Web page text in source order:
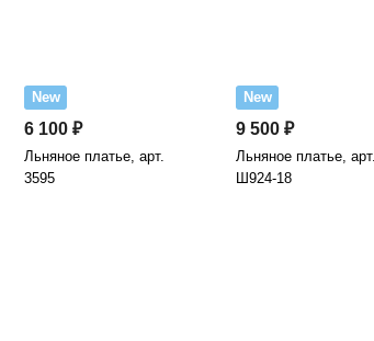
New
6 100 ₽
Льняное платье, арт.
3595
New
9 500 ₽
Льняное платье, арт.
Ш924-18